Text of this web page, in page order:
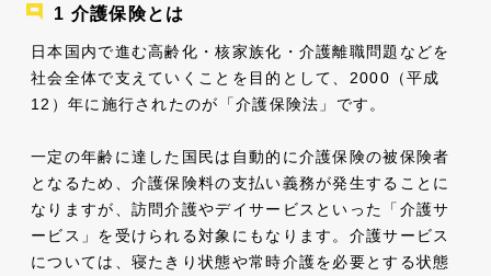
介護保険とは
日本国内で進む高齢化・核家族化・介護離職問題などを
社会全体で支えていくことを目的として、2000（平成
12）年に施行されたのが「介護保険法」です。
一定の年齢に達した国民は自動的に介護保険の被保険者
となるため、介護保険料の支払い義務が発生することに
なりますが、訪問介護やデイサービスといった「介護サ
ービス」を受けられる対象にもなります。介護サービス
については、寝たきり状態や常時介護を必要とする状態